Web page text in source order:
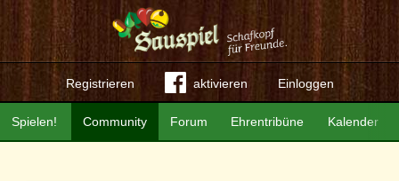
Registrieren aktivieren Einloggen
Community Forum Ehrentribüne Kalender
Spielen!